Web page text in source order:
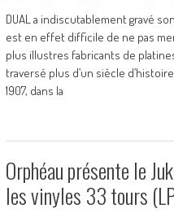
DUAL a indiscutablement gravé
est en effet difficile de ne pas
plus illustres fabricants de
traversé plus d’un siècle
1907, dans la
Orphéau présente le
les vinyles 33 tours